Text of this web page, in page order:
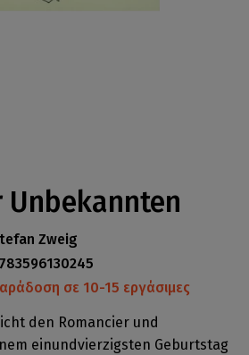
Unbekannten
Zweig
σε 10-15 εργάσιμες
den Romancier und
einundvierzigsten Geburtstag